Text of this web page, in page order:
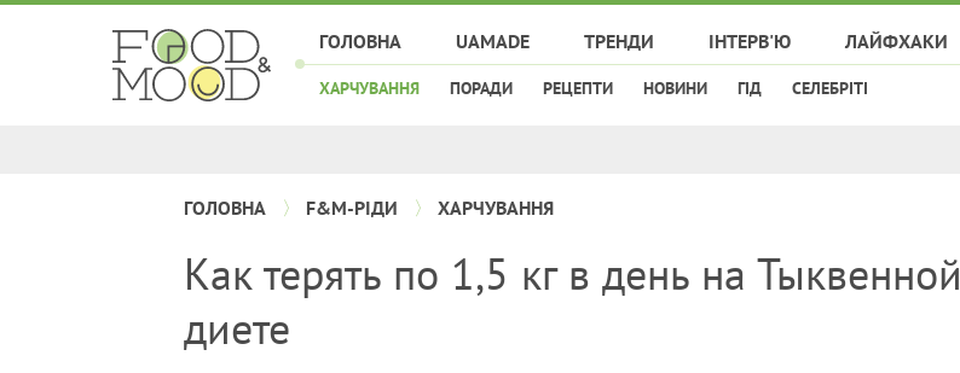
ГОЛОВНА UAMADE ТРЕНДИ ІНТЕРВ'Ю ЛАЙФХАКИ
ХАРЧУВАННЯ ПОРАДИ РЕЦЕПТИ НОВИНИ ГІД СЕЛЕБРІТІ
ГОЛОВНА F&M-РІДИ ХАРЧУВАННЯ
Как терять по 1,5 кг в день на Тыквенной
диете